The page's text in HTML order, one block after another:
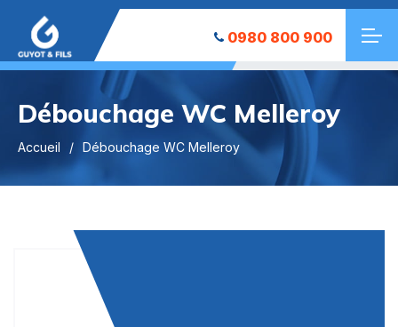
0980 800 900
Débouchage WC Melleroy
Accueil Débouchage WC Melleroy